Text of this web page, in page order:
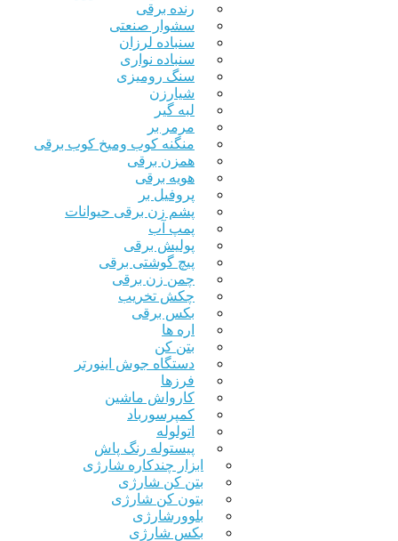
رنده برقی
سشوار صنعتی
سنباده لرزان
سنباده نواری
سنگ رومیزی
شیارزن
لبه گیر
مرمر بر
منگنه کوب ومیخ کوب برقی
همزن برقی
هویه برقی
پروفیل بر
پشم زن برقی حیوانات
پمپ آب
پولیش برقی
پیچ گوشتی برقی
چمن زن برقی
چکش تخریب
بکس برقی
اره ها
بتن کن
دستگاه جوش اینورتر
فرزها
کارواش ماشین
کمپرسورباد
اتولوله
پیستوله رنگ پاش
ابزار چندکاره شارژی
بتن کن شارژی
بتون کن شارژی
بلوورشارژی
بکس شارژی